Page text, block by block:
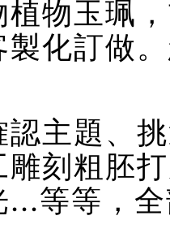
植物玉珮
製化訂做
認主題、
雕刻粗胚
...等等，